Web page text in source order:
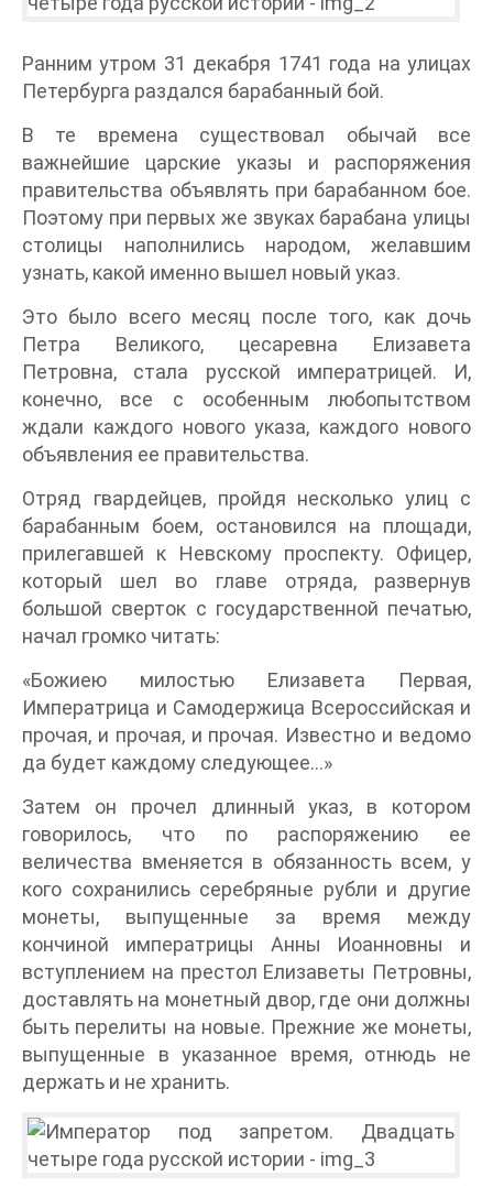
Ранним утром 31 декабря 1741 года на улицах
Петербурга раздался барабанный бой.
В те времена существовал обычай все
важнейшие царские указы и распоряжения
правительства объявлять при барабанном бое.
Поэтому при первых же звуках барабана улицы
столицы наполнились народом, желавшим
узнать, какой именно вышел новый указ.
Это было всего месяц после того, как дочь
Петра Великого, цесаревна Елизавета
Петровна, стала русской императрицей. И,
конечно, все с особенным любопытством
ждали каждого нового указа, каждого нового
объявления ее правительства.
Отряд гвардейцев, пройдя несколько улиц с
барабанным боем, остановился на площади,
прилегавшей к Невскому проспекту. Офицер,
который шел во главе отряда, развернув
большой сверток с государственной печатью,
начал громко читать:
«Божиею милостью Елизавета Первая,
Императрица и Самодержица Всероссийская и
прочая, и прочая, и прочая. Известно и ведомо
да будет каждому следующее…»
Затем он прочел длинный указ, в котором
говорилось, что по распоряжению ее
величества вменяется в обязанность всем, у
кого сохранились серебряные рубли и другие
монеты, выпущенные за время между
кончиной императрицы Анны Иоанновны и
вступлением на престол Елизаветы Петровны,
доставлять на монетный двор, где они должны
быть перелиты на новые. Прежние же монеты,
выпущенные в указанное время, отнюдь не
держать и не хранить.